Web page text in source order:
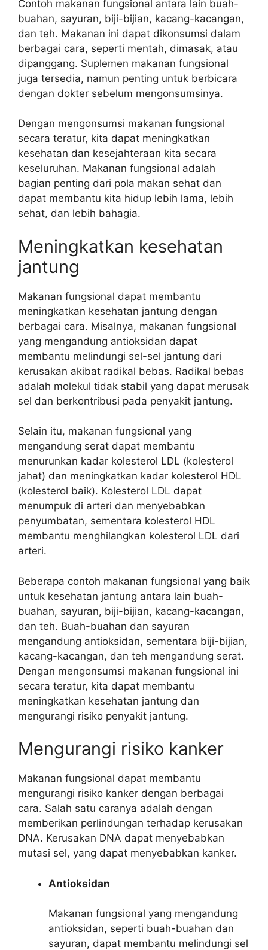
Contoh makanan fungsional antara lain buah-
buahan, sayuran, biji-bijian, kacang-kacangan,
dan teh. Makanan ini dapat dikonsumsi dalam
berbagai cara, seperti mentah, dimasak, atau
dipanggang. Suplemen makanan fungsional
juga tersedia, namun penting untuk berbicara
dengan dokter sebelum mengonsumsinya.
Dengan mengonsumsi makanan fungsional
secara teratur, kita dapat meningkatkan
kesehatan dan kesejahteraan kita secara
keseluruhan. Makanan fungsional adalah
bagian penting dari pola makan sehat dan
dapat membantu kita hidup lebih lama, lebih
sehat, dan lebih bahagia.
Meningkatkan kesehatan
jantung
Makanan fungsional dapat membantu
meningkatkan kesehatan jantung dengan
berbagai cara. Misalnya, makanan fungsional
yang mengandung antioksidan dapat
membantu melindungi sel-sel jantung dari
kerusakan akibat radikal bebas. Radikal bebas
adalah molekul tidak stabil yang dapat merusak
sel dan berkontribusi pada penyakit jantung.
Selain itu, makanan fungsional yang
mengandung serat dapat membantu
menurunkan kadar kolesterol LDL (kolesterol
jahat) dan meningkatkan kadar kolesterol HDL
(kolesterol baik). Kolesterol LDL dapat
menumpuk di arteri dan menyebabkan
penyumbatan, sementara kolesterol HDL
membantu menghilangkan kolesterol LDL dari
arteri.
Beberapa contoh makanan fungsional yang baik
untuk kesehatan jantung antara lain buah-
buahan, sayuran, biji-bijian, kacang-kacangan,
dan teh. Buah-buahan dan sayuran
mengandung antioksidan, sementara biji-bijian,
kacang-kacangan, dan teh mengandung serat.
Dengan mengonsumsi makanan fungsional ini
secara teratur, kita dapat membantu
meningkatkan kesehatan jantung dan
mengurangi risiko penyakit jantung.
Mengurangi risiko kanker
Makanan fungsional dapat membantu
mengurangi risiko kanker dengan berbagai
cara. Salah satu caranya adalah dengan
memberikan perlindungan terhadap kerusakan
DNA. Kerusakan DNA dapat menyebabkan
mutasi sel, yang dapat menyebabkan kanker.
Antioksidan
Makanan fungsional yang mengandung
antioksidan, seperti buah-buahan dan
sayuran, dapat membantu melindungi sel